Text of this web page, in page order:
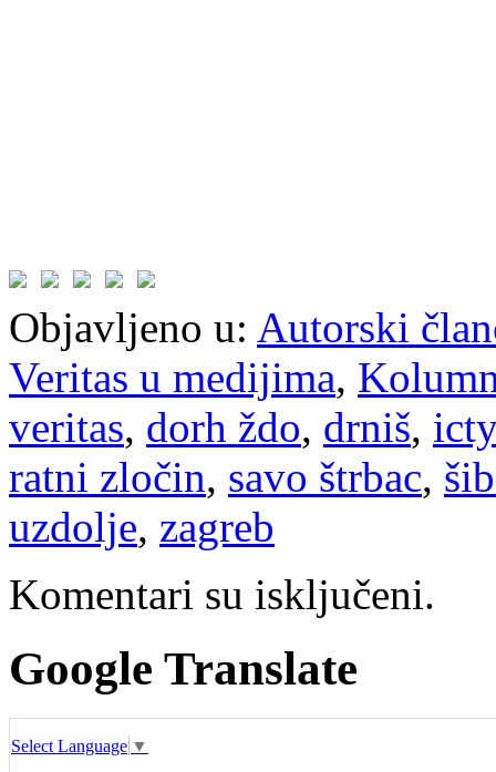
Objavljeno u: Autorski
Veritas u medijima,
veritas, dorh ždo, drniš,
ratni zločin, savo štrbac,
uzdolje, zagreb
Komentari su isključeni.
Google Translate
Select Language ▼